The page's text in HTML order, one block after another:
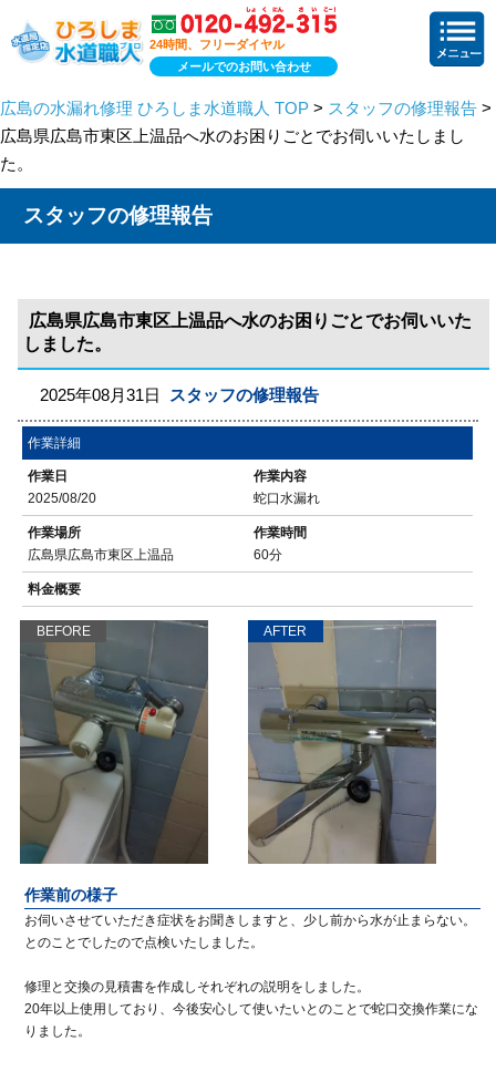
24時間、フリーダイヤル
メールでのお問い合わせ
広島の水漏れ修理 ひろしま水道職人 TOP > スタッフの修理報告 >
広島県広島市東区上温品へ水のお困りごとでお伺いいたしまし
た。
スタッフの修理報告
広島県広島市東区上温品へ水のお困りごとでお伺いいた
しました。
2025年08月31日 スタッフの修理報告
作業詳細
作業日
2025/08/20
作業内容
蛇口水漏れ
作業場所
広島県広島市東区上温品
作業時間
60分
料金概要
BEFORE AFTER
作業前の様子
お伺いさせていただき症状をお聞きしますと、少し前から水が止まらない。
とのことでしたので点検いたしました。
修理と交換の見積書を作成しそれぞれの説明をしました。
20年以上使用しており、今後安心して使いたいとのことで蛇口交換作業にな
りました。